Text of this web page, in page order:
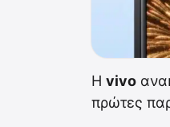
Η vivo
πρώτες